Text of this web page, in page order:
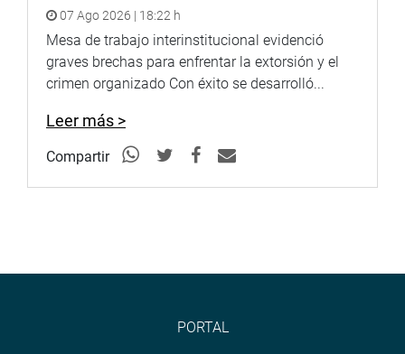
07 Ago 2026 | 18:22 h
Mesa de trabajo interinstitucional evidenció
graves brechas para enfrentar la extorsión y el
crimen organizado Con éxito se desarrolló...
Leer más >
Compartir
PORTAL